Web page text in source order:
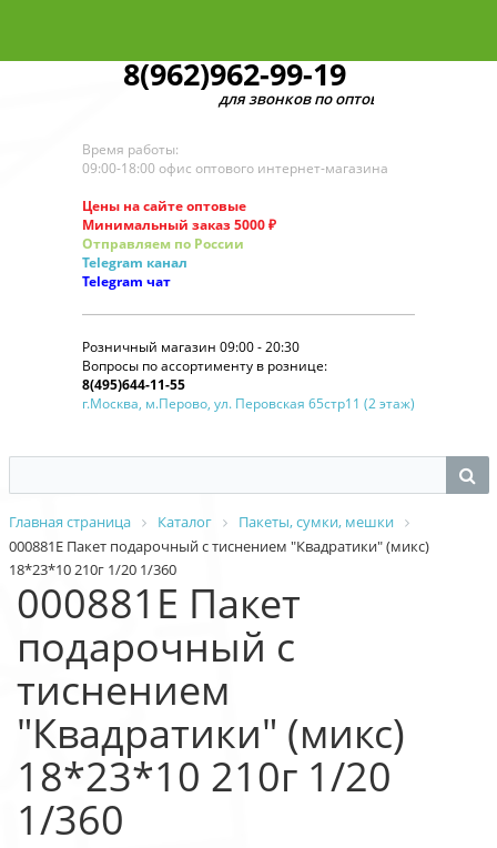
8(962)962-99-19
для звонков по оптовым заказам
Время работы:
09:00-18:00 офис оптового интернет-магазина
Цены на сайте оптовые
Минимальный заказ 5000 ₽
Отправляем по России
Telegram канал
Telegram чат
Розничный магазин 09:00 - 20:30
Вопросы по ассортименту в рознице:
8(495)644-11-55
г.Москва, м.Перово, ул. Перовская 65стр11 (2 этаж)
Главная страница Каталог
Пакеты, сумки, мешки
000881E Пакет подарочный с тиснением "Квадратики" (микс)
18*23*10 210г 1/20 1/360
000881E Пакет
подарочный с
тиснением
"Квадратики" (микс)
18*23*10 210г 1/20
1/360